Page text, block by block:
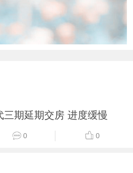
三期延期交房 进度缓慢
0 0